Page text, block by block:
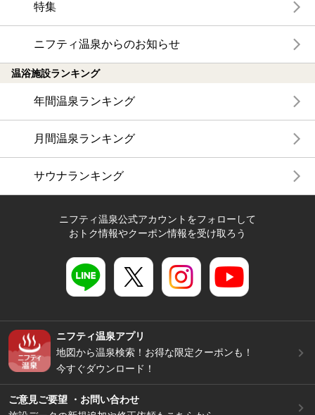
特集
ニフティ温泉からのお知らせ
温浴施設ランキング
年間温泉ランキング
月間温泉ランキング
サウナランキング
ニフティ温泉公式アカウントをフォローして
おトク情報やクーポン情報を受け取ろう
ニフティ温泉アプリ
地図から温泉検索！お得な限定クーポンも！
今すぐダウンロード！
ご意見ご要望 ・お問い合わせ